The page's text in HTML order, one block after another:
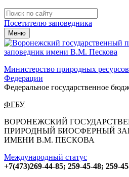
Посетителю заповедника
Меню
Министерство природных
Федерации
Федеральное государственное
ФГБУ
ВОРОНЕЖСКИЙ
ПРИРОДНЫЙ БИОСФЕРНЫЙ
ИМЕНИ В.М. ПЕСКОВА
Международный статус
+7(473)269-44-85; 259-45-48; 259-